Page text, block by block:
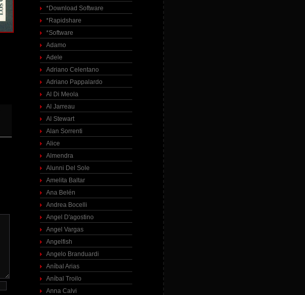
*Download Software
*Rapidshare
*Software
Adamo
Adele
Adriano Celentano
Adriano Pappalardo
Al Di Meola
Al Jarreau
Al Stewart
Alan Sorrenti
Alice
Almendra
Alunni Del Sole
Amelita Baltar
Ana Belén
Andrea Bocelli
Angel D'agostino
Angel Vargas
Angelfish
Angelo Branduardi
Aníbal Arias
Aníbal Troilo
Anna Calvi